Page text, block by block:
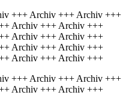
+++ Archiv +++ Archiv +++
Archiv +++ Archiv +++
Archiv +++ Archiv +++
Archiv +++ Archiv +++
Archiv +++ Archiv +++
+++ Archiv +++ Archiv +++
Archiv +++ Archiv +++